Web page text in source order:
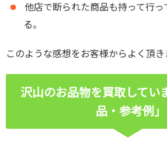
他店で断られた商品も持って行
る。
このような感想をお客様からよく頂き
沢山のお品物を買取してい
品・参考例」